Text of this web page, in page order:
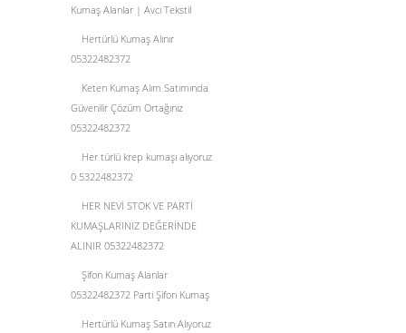
Kumaş Alanlar | Avcı Tekstil
Hertürlü Kumaş Alınır
05322482372
Keten Kumaş Alım Satımında
Güvenilir Çözüm Ortağınız
05322482372
Her türlü krep kumaşı alıyoruz
0 5322482372
HER NEVİ STOK VE PARTİ
KUMAŞLARINIZ DEĞERİNDE
ALINIR 05322482372
Şifon Kumaş Alanlar
05322482372 Parti Şifon Kumaş
Hertürlü Kumaş Satın Alıyoruz